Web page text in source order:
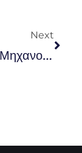
Next
Υποβολή Μηχανογραφικού Δελτίου Για Την Εισαγωγή Αλλοδαπών – Αλλογενών Στα ΑΕΙ